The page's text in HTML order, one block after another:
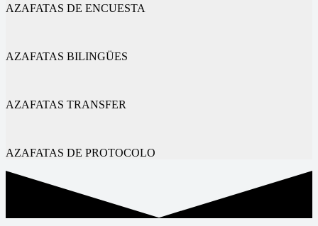
AZAFATAS DE ENCUESTA
AZAFATAS BILINGÜES
AZAFATAS TRANSFER
AZAFATAS DE PROTOCOLO